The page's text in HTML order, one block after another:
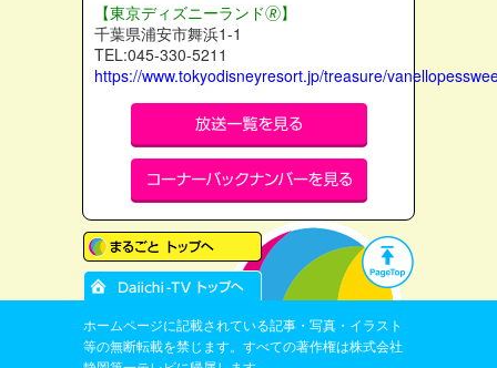
【東京ディズニーランド🄬】
千葉県浦安市舞浜1-1
TEL:045-330-5211
https://www.tokyodisneyresort.jp/treasure/
ホームページに記載されている記事・写真・イラスト
等の無断転載を禁じます。すべての著作権は株式会社